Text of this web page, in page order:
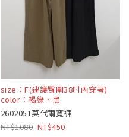
size：F(建議臀圍38吋內穿著)
color：褐綠、黑
2602051莫代爾寬褲
1080
450